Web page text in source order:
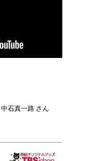
中石真一路 さん